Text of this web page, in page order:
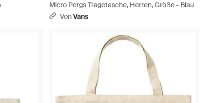
Micro Pergs Tragetasche, Herren, Größe - Blau
VonVans